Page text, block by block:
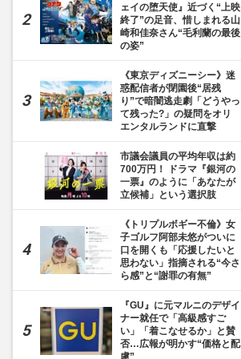
ェイの堕天使』近づく“上映
終了”の足音、惜しまれる山
崎和佳奈さん“毛利蘭の最後
の姿”
《東京ディズニーシー》迷
惑配信者が閉園後“居残
り”で暗闇逃走劇「どうやっ
て残った?」の疑問をオリ
エンタルランドに直撃
市議会議員の平均年収は約
700万円！ ドラマ『銀河の
一票』のように「あなたが
立候補」という選択肢
《トリプルボギー不倫》女
子ゴルフ阿部未悠がついに
口を開くも「応援したいと
思わない」指摘される“今さ
ら感”と“謝罪の有無”
『GU』に元マルニのデザイ
ナー就任で「高級感すご
い」「着こなせるか」と賛
否…広報が明かす“価格と配
慮”